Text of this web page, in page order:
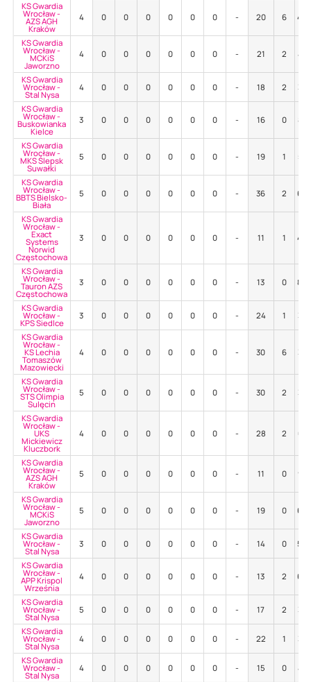
KS Gwardia
Wrocław -
AZS AGH
Kraków
4 0 0 0 0 0 0 - 20 6
KS Gwardia
Wrocław -
MCKiS
Jaworzno
4 0 0 0 0 0 0 - 21 2
KS Gwardia
Wrocław -
Stal Nysa
4 0 0 0 0 0 0 - 18 2
KS Gwardia
Wrocław -
Buskowianka
Kielce
3 0 0 0 0 0 0 - 16 0
KS Gwardia
Wrocław -
MKS Ślepsk
Suwałki
5 0 0 0 0 0 0 - 19 1
KS Gwardia
Wrocław -
BBTS Bielsko-
Biała
5 0 0 0 0 0 0 - 36 2
KS Gwardia
Wrocław -
Exact
Systems
Norwid
Częstochowa
3 0 0 0 0 0 0 - 11 1
KS Gwardia
Wrocław -
Tauron AZS
Częstochowa
3 0 0 0 0 0 0 - 13 0
KS Gwardia
Wrocław -
KPS Siedlce
3 0 0 0 0 0 0 - 24 1
KS Gwardia
Wrocław -
KS Lechia
Tomaszów
Mazowiecki
4 0 0 0 0 0 0 - 30 6
KS Gwardia
Wrocław -
STS Olimpia
Sulęcin
5 0 0 0 0 0 0 - 30 2
KS Gwardia
Wrocław -
UKS
Mickiewicz
Kluczbork
4 0 0 0 0 0 0 - 28 2
KS Gwardia
Wrocław -
AZS AGH
Kraków
5 0 0 0 0 0 0 - 11 0
KS Gwardia
Wrocław -
MCKiS
Jaworzno
5 0 0 0 0 0 0 - 19 0
KS Gwardia
Wrocław -
Stal Nysa
3 0 0 0 0 0 0 - 14 0
KS Gwardia
Wrocław -
APP Krispol
Września
4 0 0 0 0 0 0 - 13 2
KS Gwardia
Wrocław -
Stal Nysa
5 0 0 0 0 0 0 - 17 2
KS Gwardia
Wrocław -
Stal Nysa
4 0 0 0 0 0 0 - 22 1
KS Gwardia
Wrocław -
Stal Nysa
4 0 0 0 0 0 0 - 15 0